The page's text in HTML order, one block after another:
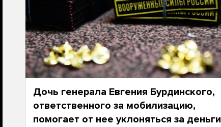
Дочь генерала Евгения Бурдинского,
ответственного за мобилизацию,
помогает от нее уклоняться за деньги